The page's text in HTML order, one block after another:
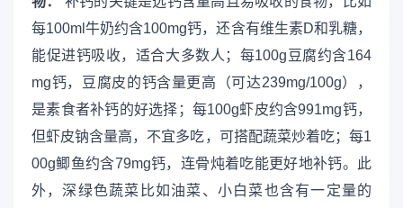
每100ml牛奶约含100mg钙，还含有维生素D和乳糖，
能促进钙吸收，适合大多数人；每100g豆腐约含164
mg钙，豆腐皮的钙含量更高（可达239mg/100g），
是素食者补钙的好选择；每100g虾皮约含991mg钙，
但虾皮钠含量高，不宜多吃，可搭配蔬菜炒着吃；每1
00g鲫鱼约含79mg钙，连骨炖着吃能更好地补钙。此
外，深绿色蔬菜比如油菜、小白菜也含有一定量的